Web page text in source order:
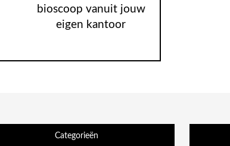
bioscoop vanuit jouw
eigen kantoor
Categorieën